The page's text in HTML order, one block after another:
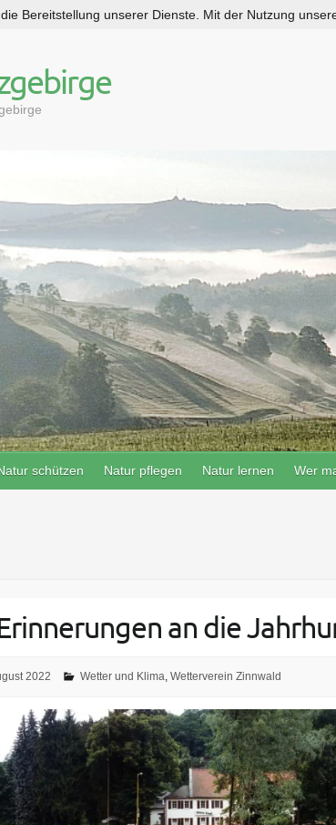
schützen Natur pflegen Natur lernen Wer
an die
2022 Wetter und Klima,Wetterverein Zinnwald
Bereitstellung unserer Dienste. Mit der Nutzung